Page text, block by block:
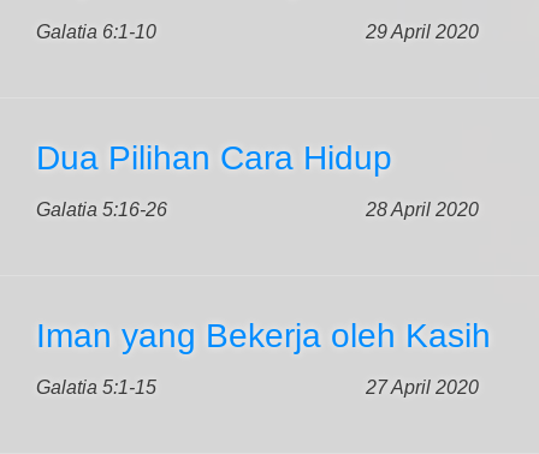
Galatia 6:1-10 29 April 2020
Dua Pilihan Cara Hidup
Galatia 5:16-26 28 April 2020
Iman yang Bekerja oleh Kasih
Galatia 5:1-15 27 April 2020